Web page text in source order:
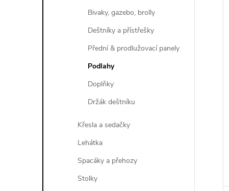
Bivaky, gazebo, brolly
Deštníky a přístřešky
Přední & prodlužovací panely
Podlahy
Doplňky
Držák deštníku
Křesla a sedačky
Lehátka
Spacáky a přehozy
Stolky